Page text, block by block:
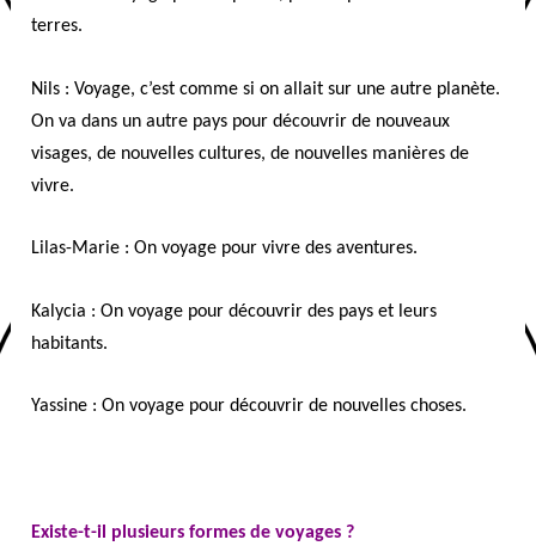
terres.
Nils : Voyage, c’est comme si on allait sur une autre planète.
On va dans un autre pays pour découvrir de nouveaux
visages, de nouvelles cultures, de nouvelles manières de
vivre.
Lilas-Marie : On voyage pour vivre des aventures.
Kalycia : On voyage pour découvrir des pays et leurs
habitants.
Yassine : On voyage pour découvrir de nouvelles choses.
Existe-t-il plusieurs formes de voyages ?